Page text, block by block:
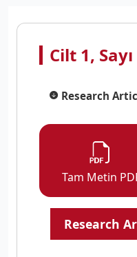
Cilt 1,
Research
Tam Metin
Research